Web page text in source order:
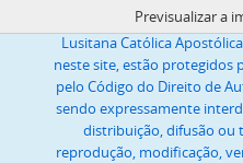
Todas as imagens ou
Lusitana Católica
neste site, estão protegidos
pelo Código do Direito de
sendo expressamente
distribuição, difusão ou
reprodução, modificação,
Previsualizar a